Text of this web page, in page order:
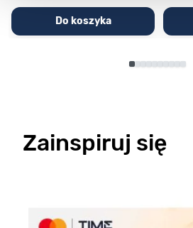
Do koszyka
Zainspiruj się